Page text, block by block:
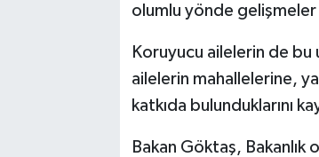
olumlu yönde
Koruyucu ailelerin de bu
ailelerin mahallelerine,
katkıda bulunduklarını
Bakan Göktaş,